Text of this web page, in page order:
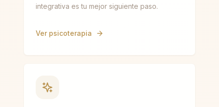
integrativa es tu mejor siguiente paso.
Ver psicoterapia